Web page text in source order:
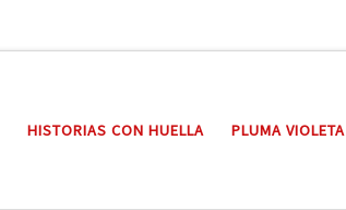
HISTORIAS CON HUELLA PLUMA VIOLETA